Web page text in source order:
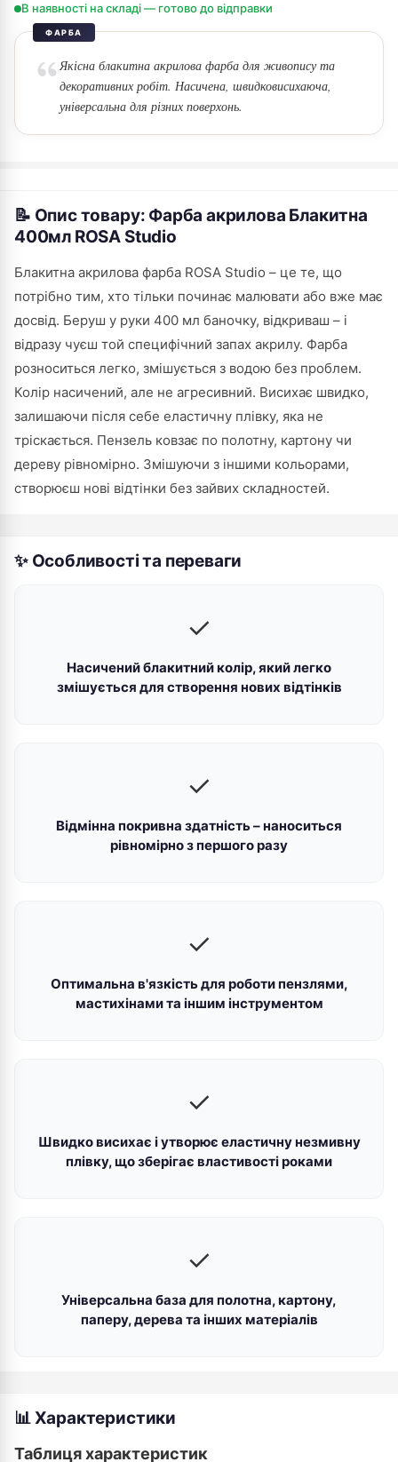
В наявності на складі — готово до відправки
ФАРБА
Якісна блакитна акрилова фарба для живопису та
декоративних робіт. Насичена, швидковисихаюча,
універсальна для різних поверхонь.
📝 Опис товару: Фарба акрилова Блакитна
400мл ROSA Studio
Блакитна акрилова фарба ROSA Studio – це те, що
потрібно тим, хто тільки починає малювати або вже має
досвід. Беруш у руки 400 мл баночку, відкриваш – і
відразу чуєш той специфічний запах акрилу. Фарба
розноситься легко, змішується з водою без проблем.
Колір насичений, але не агресивний. Висихає швидко,
залишаючи після себе еластичну плівку, яка не
тріскається. Пензель ковзає по полотну, картону чи
дереву рівномірно. Змішуючи з іншими кольорами,
створюєш нові відтінки без зайвих складностей.
✨ Особливості та переваги
✓
Насичений блакитний колір, який легко
змішується для створення нових відтінків
✓
Відмінна покривна здатність – наноситься
рівномірно з першого разу
✓
Оптимальна в'язкість для роботи пензлями,
мастихінами та іншим інструментом
✓
Швидко висихає і утворює еластичну незмивну
плівку, що зберігає властивості роками
✓
Універсальна база для полотна, картону,
паперу, дерева та інших матеріалів
📊 Характеристики
Таблиця характеристик